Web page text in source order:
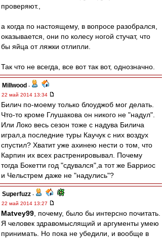
проверяют.,
а когда по настоящему, в вопросе разобрался,
оказывается, они по колесу ногой стучат, что
бы яйца от ляжки отлипли.
Так что не всегда, все вот так вот, однозначно.
Millwood -
22 май 2014 13:34
Билич по-моему только блоуджоб мог делать.
Что-то кроме Глушакова он никого не "надул".
Или Локо весь сезон тоже с надува Билича
играл,а последние туры Каучук с них воздух
спустил? Хватит уже ахинею нести о том, что
Карпин их всех растренировывал. Почему
тогда Бокетти год "сдувался",а тот же Барриос
и Чельстрем даже не "надулись"?
Superfuzz -
22 май 2014 13:27
Matvey99 , почему, было бы интерсно почитать.
Я человек здравомыслящий и аргументы умею
принимать. Но пока не убедили, и вообще в